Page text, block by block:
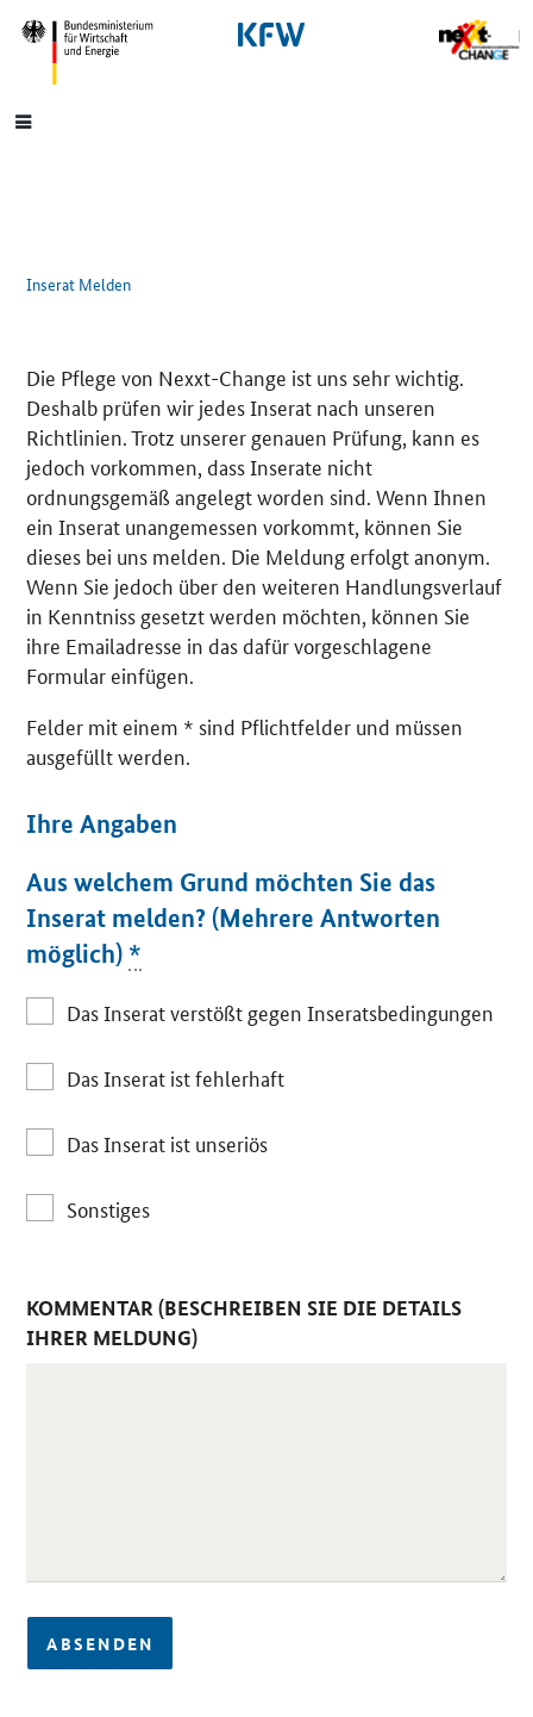
SrOnlyNavigation
Hauptmenü
Inserat Melden
Die Pflege von Nexxt-Change ist uns sehr wichtig.
Deshalb prüfen wir jedes Inserat nach unseren
Richtlinien. Trotz unserer genauen Prüfung, kann es
jedoch vorkommen, dass Inserate nicht
ordnungsgemäß angelegt worden sind. Wenn Ihnen
ein Inserat unangemessen vorkommt, können Sie
dieses bei uns melden. Die Meldung erfolgt anonym.
Wenn Sie jedoch über den weiteren Handlungsverlauf
in Kenntniss gesetzt werden möchten, können Sie
ihre Emailadresse in das dafür vorgeschlagene
Formular einfügen.
Felder mit einem * sind Pflichtfelder und müssen
ausgefüllt werden.
Ihre Angaben
Aus welchem Grund möchten Sie das
Inserat melden? (Mehrere Antworten
möglich) *
Das Inserat verstößt gegen Inseratsbedingungen
Das Inserat ist fehlerhaft
Das Inserat ist unseriös
Sonstiges
KOMMENTAR (BESCHREIBEN SIE DIE DETAILS
IHRER MELDUNG)
ABSENDEN